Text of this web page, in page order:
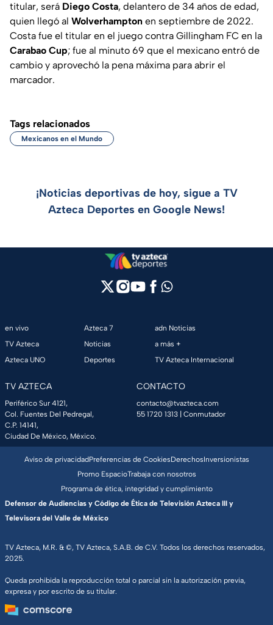
titular, será Diego Costa, delantero de 34 años de edad,
quien llegó al Wolverhampton en septiembre de 2022.
Costa fue el titular en el juego contra Gillingham FC en la
Carabao Cup; fue al minuto 69 que el mexicano entró de
cambio y aprovechó la pena máxima para abrir el
marcador.
Tags relacionados
Mexicanos en el Mundo
¡Noticias deportivas de hoy, sigue a TV
Azteca Deportes en Google News!
en vivo
TV Azteca
Azteca UNO
Azteca 7
Noticias
Deportes
adn Noticias
a más +
TV Azteca Internacional
TV AZTECA
Periférico Sur 4121,
Col. Fuentes Del Pedregal,
C.P. 14141,
Ciudad De México, México.
CONTACTO
contacto@tvazteca.com
55 1720 1313 | Conmutador
TV Azteca, M.R. & ©, TV Azteca, S.A.B. de C.V. Todos los derechos reservados,
2025.
Queda prohibida la reproducción total o parcial sin la autorización previa,
expresa y por escrito de su titular.
Aviso de privacidadPreferencias de CookiesDerechosInversionistas
Promo EspacioTrabaja con nosotros
Programa de ética, integridad y cumplimiento
Defensor de Audiencias y Código de Ética de Televisión Azteca III y
Televisora del Valle de México